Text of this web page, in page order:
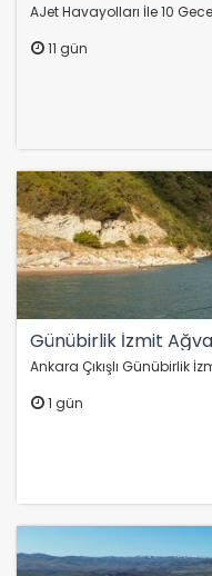
AJet Havayolları İle 10
11 gün
Günübirlik İzmit
1 gün